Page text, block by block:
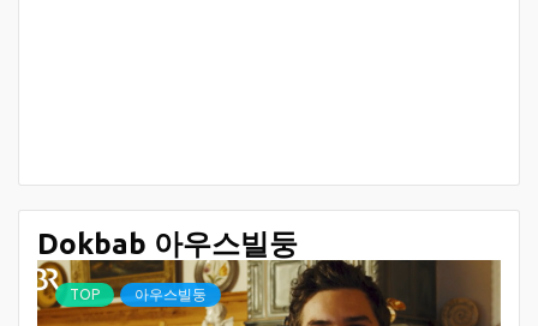
Dokbab 아우스빌둥
TOP 아우스빌둥